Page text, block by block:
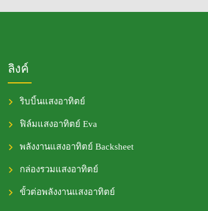
ลิงค์
ริบบิ้นแสงอาทิตย์
ฟิล์มแสงอาทิตย์ Eva
พลังงานแสงอาทิตย์ Backsheet
กล่องรวมแสงอาทิตย์
ขั้วต่อพลังงานแสงอาทิตย์